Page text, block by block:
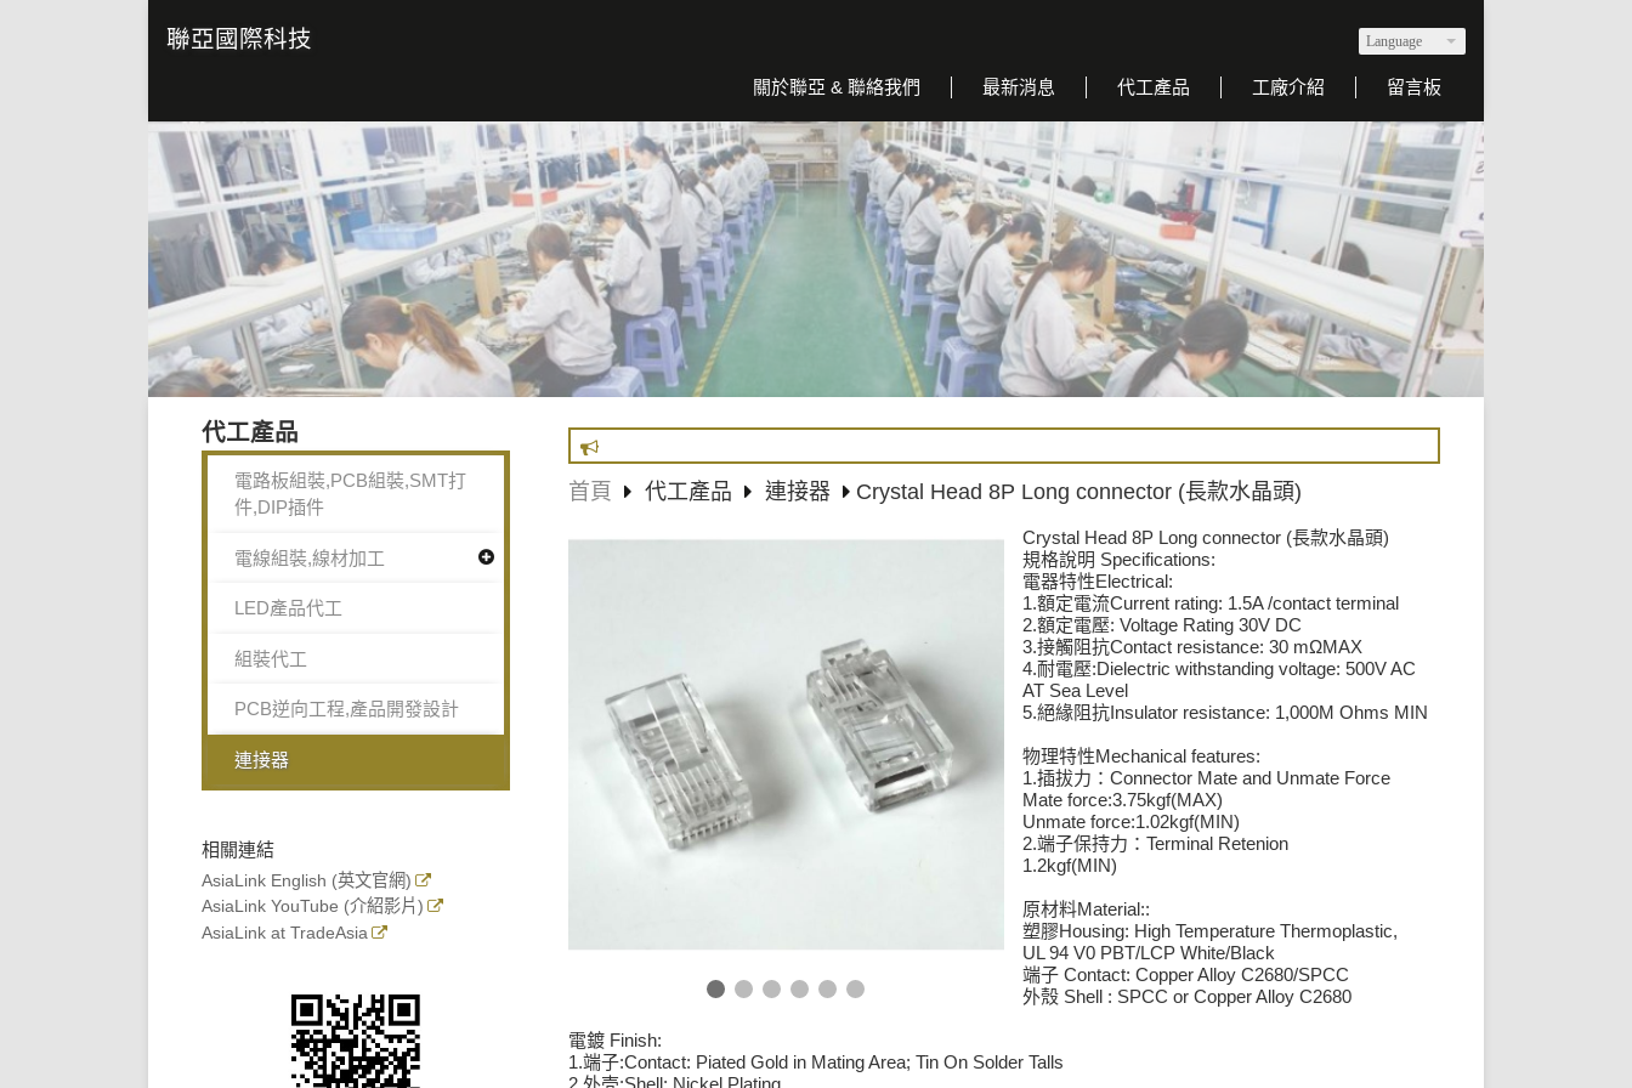
Language
聯亞國際科技
關於聯亞 & 聯絡我們 最新消息 代工產品 工廠介紹 留言板
代工產品
電路板組裝,PCB組裝,SMT打
件,DIP插件
電線組裝,線材加工
LED產品代工
組裝代工
PCB逆向工程,產品開發設計
連接器
相關連結
AsiaLink English (英文官網)
AsiaLink YouTube (介紹影片)
AsiaLink at TradeAsia
首頁 代工產品 連接器 Crystal Head 8P Long connector (長款水晶頭)
Crystal Head 8P Long connector (長款水晶頭)
規格說明 Specifications:
電器特性Electrical:
1.額定電流Current rating: 1.5A /contact terminal
2.額定電壓: Voltage Rating 30V DC
3.接觸阻抗Contact resistance: 30 mΩMAX
4.耐電壓:Dielectric withstanding voltage: 500V AC
AT Sea Level
5.絕緣阻抗Insulator resistance: 1,000M Ohms MIN
物理特性Mechanical features:
1.插拔力： Connector Mate and Unmate Force
Mate force:3.75kgf(MAX)
Unmate force:1.02kgf(MIN)
2.端子保持力： Terminal Retenion
1.2kgf(MIN)
原材料Material::
塑膠Housing: High Temperature Thermoplastic,
UL 94 V0 PBT/LCP White/Black
端子Contact: Copper Alloy C2680/SPCC
外殼Shell : SPCC or Copper Alloy C2680
電鍍 Finish:
1.端子:Contact: Piated Gold in Mating Area; Tin On Solder Talls
2. 外壳:Shell: Nickel Plating